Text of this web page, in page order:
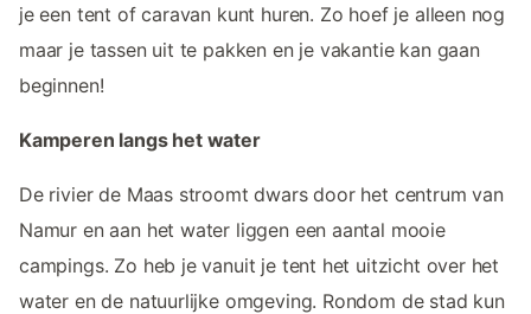
je een tent of caravan kunt huren. Zo hoef je alleen nog
maar je tassen uit te pakken en je vakantie kan gaan
beginnen!
Kamperen langs het water
De rivier de Maas stroomt dwars door het centrum van
Namur en aan het water liggen een aantal mooie
campings. Zo heb je vanuit je tent het uitzicht over het
water en de natuurlijke omgeving. Rondom de stad kun